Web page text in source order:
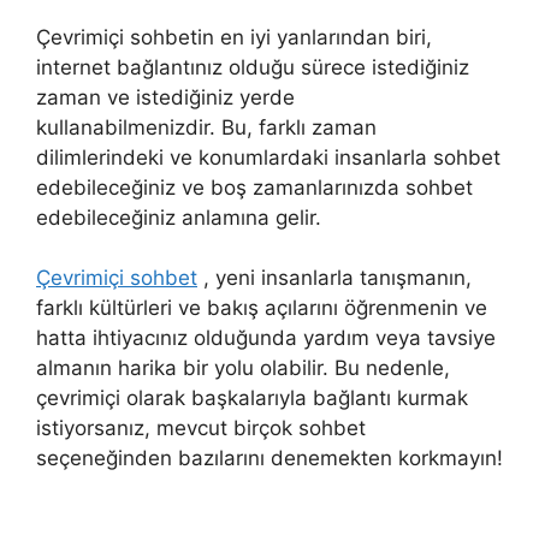
Çevrimiçi sohbetin en iyi yanlarından biri,
internet bağlantınız olduğu sürece istediğiniz
zaman ve istediğiniz yerde
kullanabilmenizdir. Bu, farklı zaman
dilimlerindeki ve konumlardaki insanlarla sohbet
edebileceğiniz ve boş zamanlarınızda sohbet
edebileceğiniz anlamına gelir.
Çevrimiçi sohbet , yeni insanlarla tanışmanın,
farklı kültürleri ve bakış açılarını öğrenmenin ve
hatta ihtiyacınız olduğunda yardım veya tavsiye
almanın harika bir yolu olabilir. Bu nedenle,
çevrimiçi olarak başkalarıyla bağlantı kurmak
istiyorsanız, mevcut birçok sohbet
seçeneğinden bazılarını denemekten korkmayın!